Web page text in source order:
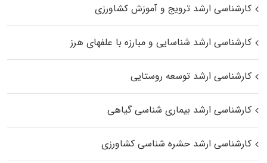
کارشناسی ارشد ترویج و آموزش کشاورزی
کارشناسی ارشد شناسایی و مبارزه با علفهای هرز
کارشناسی ارشد توسعه روستایی
کارشناسی ارشد بیماری‌ شناسی گیاهی
کارشناسی ارشد حشره‌ شناسی کشاورزی